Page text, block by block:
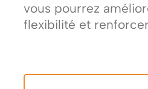
vous pourrez
flexibilité et